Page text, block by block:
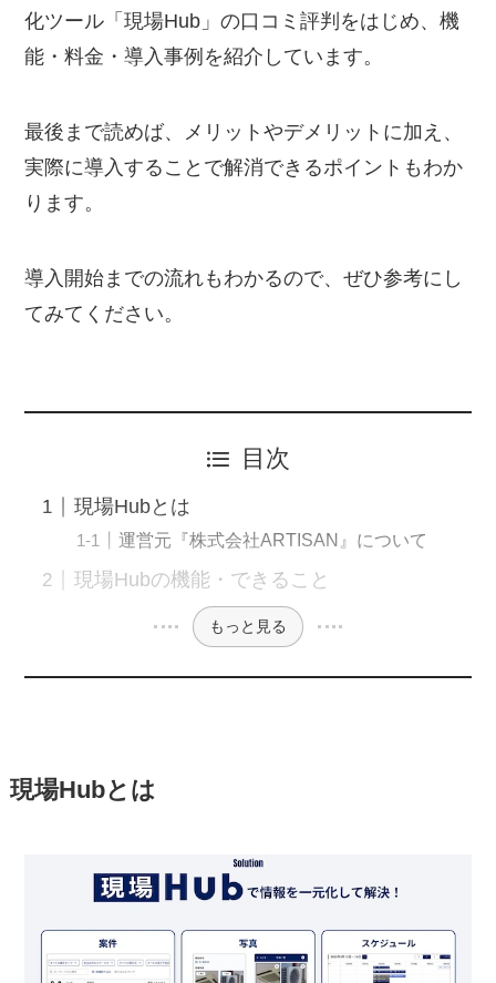
化ツール「現場Hub」の口コミ評判をはじめ、機
能・料金・導入事例を紹介しています。
最後まで読めば、メリットやデメリットに加え、
実際に導入することで解消できるポイントもわか
ります。
導入開始までの流れもわかるので、ぜひ参考にし
てみてください。
目次
現場Hubとは
運営元『株式会社ARTISAN』について
現場Hubの機能・できること
もっと見る
現場Hubとは